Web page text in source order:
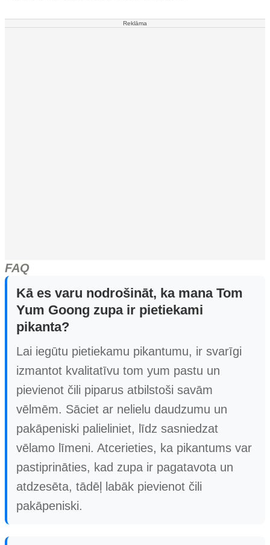
Reklāma
FAQ
Kā es varu nodrošināt, ka mana Tom
Yum Goong zupa ir pietiekami
pikanta?
Lai iegūtu pietiekamu pikantumu, ir svarīgi
izmantot kvalitatīvu tom yum pastu un
pievienot čili piparus atbilstoši savām
vēlmēm. Sāciet ar nelielu daudzumu un
pakāpeniski palieliniet, līdz sasniedzat
vēlamo līmeni. Atcerieties, ka pikantums var
pastiprināties, kad zupa ir pagatavota un
atdzesēta, tādēļ labāk pievienot čili
pakāpeniski.